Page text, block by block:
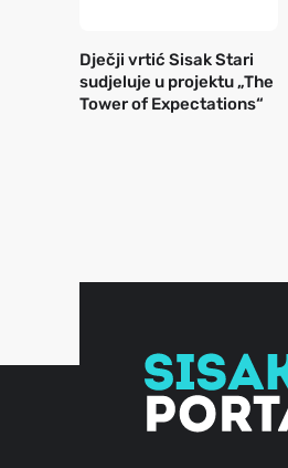
Dječji vrtić Sisak Stari
sudjeluje u projektu „The
Tower of Expectations“